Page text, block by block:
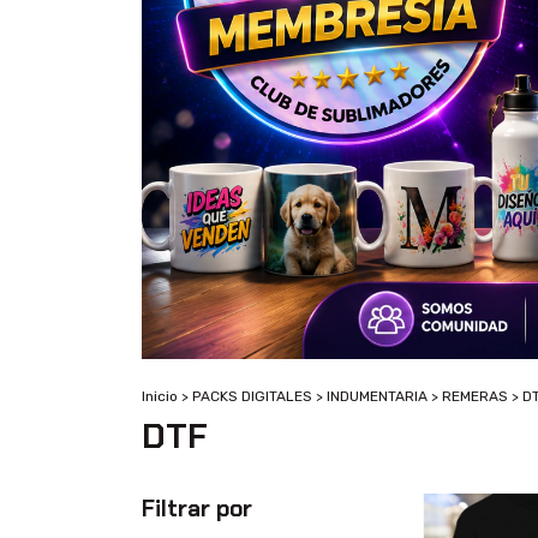
Inicio > PACKS DIGITALES > INDUMENTARIA > REMERAS >
DTF
Filtrar por